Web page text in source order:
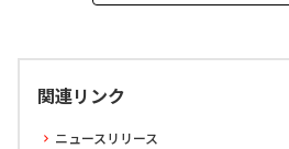
関連リンク
ニュースリリース